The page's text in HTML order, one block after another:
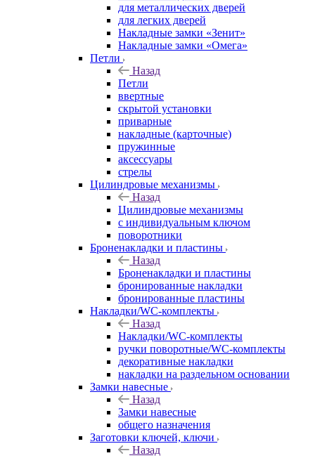
для металлических дверей
для легких дверей
Накладные замки «Зенит»
Накладные замки «Омега»
Петли
Назад
Петли
ввертные
скрытой установки
приварные
накладные (карточные)
пружинные
аксессуары
стрелы
Цилиндровые механизмы
Назад
Цилиндровые механизмы
с индивидуальным ключом
поворотники
Броненакладки и пластины
Назад
Броненакладки и пластины
бронированные накладки
бронированные пластины
Накладки/WC-комплекты
Назад
Накладки/WC-комплекты
ручки поворотные/WC-комплекты
декоративные накладки
накладки на раздельном основании
Замки навесные
Назад
Замки навесные
общего назначения
Заготовки ключей, ключи
Назад